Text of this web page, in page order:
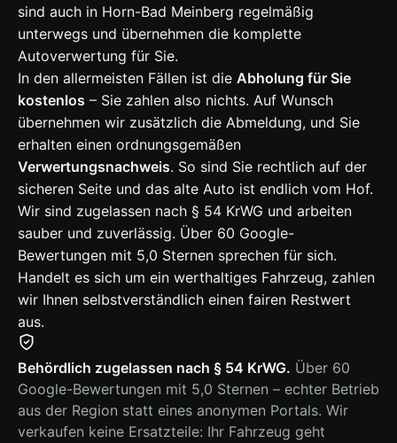
sind auch in Horn-Bad Meinberg regelmäßig
unterwegs und übernehmen die komplette
Autoverwertung für Sie.
In den allermeisten Fällen ist die Abholung für Sie
kostenlos – Sie zahlen also nichts. Auf Wunsch
übernehmen wir zusätzlich die Abmeldung, und Sie
erhalten einen ordnungsgemäßen
Verwertungsnachweis. So sind Sie rechtlich auf der
sicheren Seite und das alte Auto ist endlich vom Hof.
Wir sind zugelassen nach § 54 KrWG und arbeiten
sauber und zuverlässig. Über 60 Google-
Bewertungen mit 5,0 Sternen sprechen für sich.
Handelt es sich um ein werthaltiges Fahrzeug, zahlen
wir Ihnen selbstverständlich einen fairen Restwert
aus.
Behördlich zugelassen nach § 54 KrWG. Über 60
Google-Bewertungen mit 5,0 Sternen – echter Betrieb
aus der Region statt eines anonymen Portals. Wir
verkaufen keine Ersatzteile: Ihr Fahrzeug geht